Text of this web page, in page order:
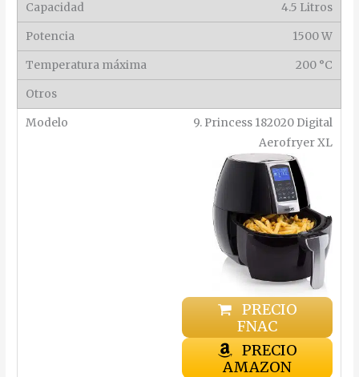
4.5 Litros
1500 W
200 °C
9. Princess 182020 Digital
Aerofryer XL
PRECIO
FNAC
PRECIO
AMAZON